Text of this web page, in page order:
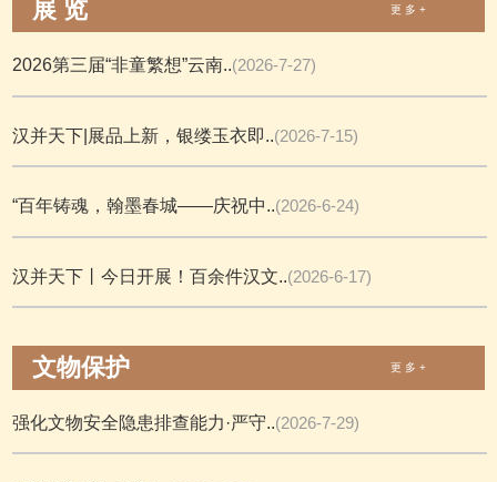
展 览 更 多 +
2026第三届“非童繁想”云南..(2026-7-27)
汉并天下|展品上新，银缕玉衣即..(2026-7-15)
“百年铸魂，翰墨春城——庆祝中..(2026-6-24)
汉并天下丨今日开展！百余件汉文..(2026-6-17)
文物保护 更 多 +
强化文物安全隐患排查能力·严守..(2026-7-29)